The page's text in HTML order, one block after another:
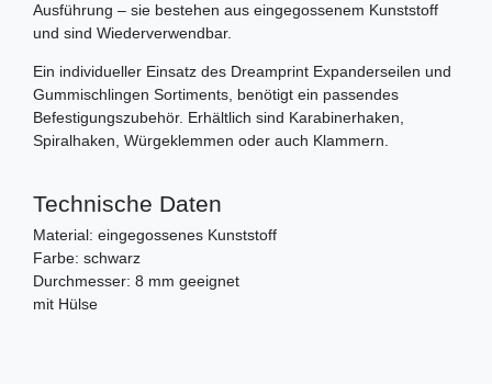
Ausführung – sie bestehen aus eingegossenem Kunststoff
und sind Wiederverwendbar.
Ein individueller Einsatz des Dreamprint Expanderseilen und
Gummischlingen Sortiments, benötigt ein passendes
Befestigungszubehör. Erhältlich sind Karabinerhaken,
Spiralhaken, Würgeklemmen oder auch Klammern.
Technische Daten
Material: eingegossenes Kunststoff
Farbe: schwarz
Durchmesser: 8 mm geeignet
mit Hülse